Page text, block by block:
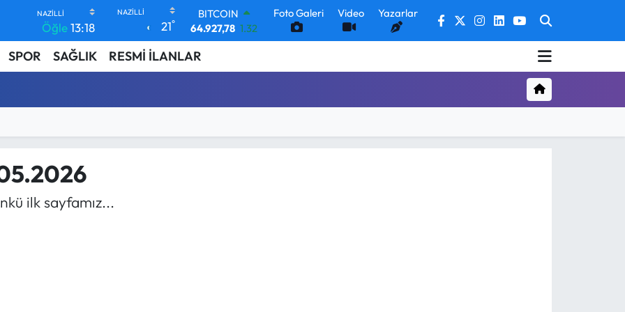
Öğle13:18 21°
BITCOIN
64.927,78 1.32
DOLAR
47,5971
EURO
Foto Galeri Video Yazarlar
SPOR SAĞLIK RESMİ İLANLAR
ilk sayfamız...